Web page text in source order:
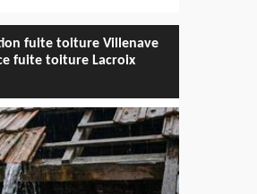
fuite toiture Villenave
fuite toiture Lacroix